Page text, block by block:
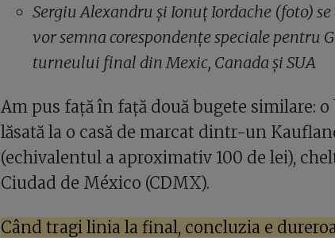
Sergiu Alexandru și Ionuț Iordache (foto)
vor semna corespondențe speciale pentru
turneului final din Mexic, Canada și SUA
Am pus față în față două bugete similare:
lăsată la o casă de marcat dintr-un
(echivalentul a aproximativ 100 de lei),
Ciudad de México (CDMX).
Când tragi linia la final, concluzia e